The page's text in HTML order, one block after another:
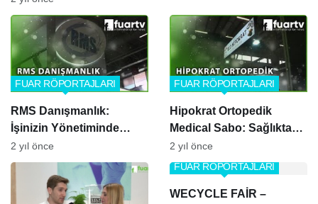
RMS Danışmanlık:
İşinizin Yönetiminde
Güçlü Bir Destek
FUAR RÖPORTAJLARI
2 yıl önce
Hipokrat Ortopedik
Medical Sabo: Sağlıkta
Güvenilir Çözüm
Ortağınız
FUAR RÖPORTAJLARI
2 yıl önce
WECYCLE FAİR –
FUAR RÖPORTAJLARI